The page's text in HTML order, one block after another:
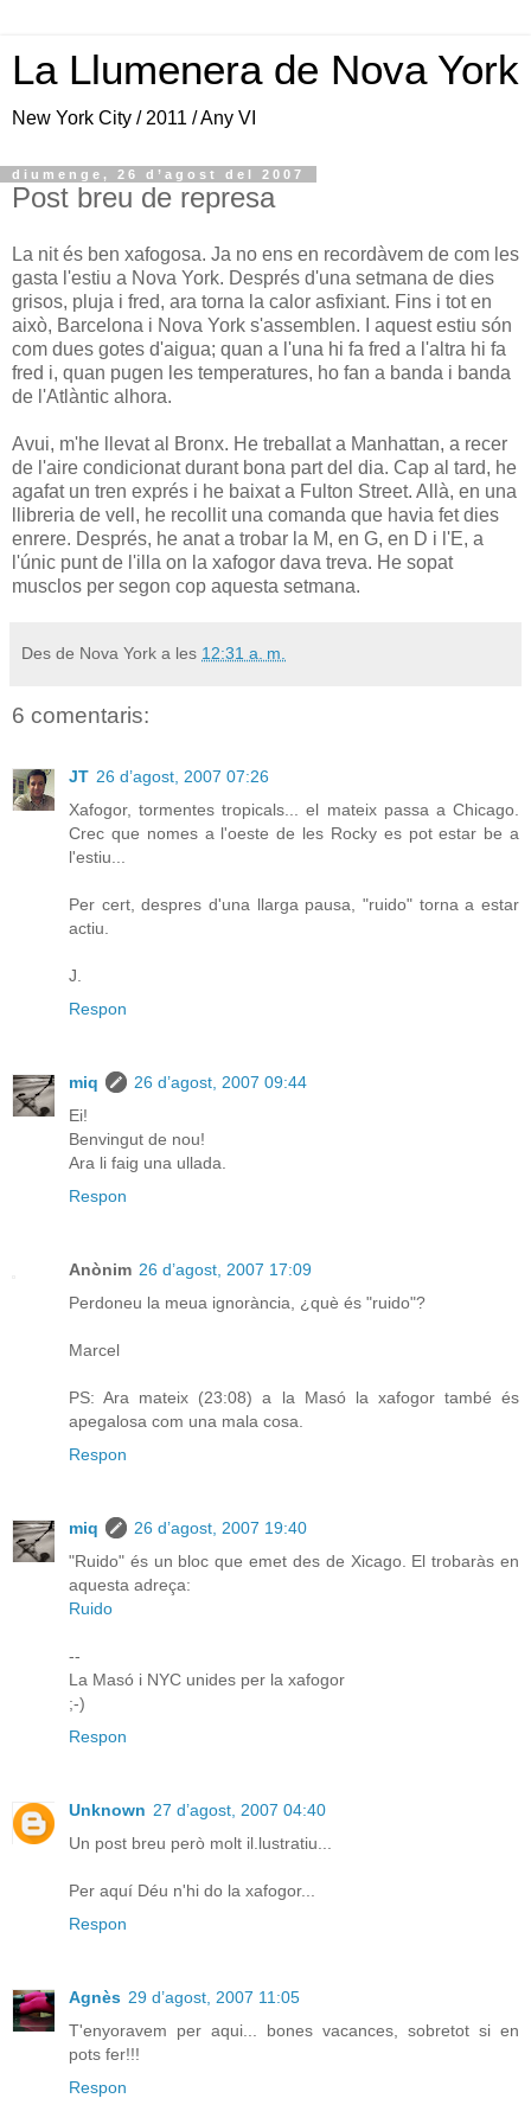
La Llumenera de Nova York
New York City / 2011 / Any VI
diumenge, 26 d’agost del 2007
Post breu de represa
La nit és ben xafogosa. Ja no ens en recordàvem de com les
gasta l'estiu a Nova York. Després d'una setmana de dies
grisos, pluja i fred, ara torna la calor asfixiant. Fins i tot en
això, Barcelona i Nova York s'assemblen. I aquest estiu són
com dues gotes d'aigua; quan a l'una hi fa fred a l'altra hi fa
fred i, quan pugen les temperatures, ho fan a banda i banda
de l'Atlàntic alhora.
Avui, m'he llevat al Bronx. He treballat a Manhattan, a recer
de l'aire condicionat durant bona part del dia. Cap al tard, he
agafat un tren exprés i he baixat a Fulton Street. Allà, en una
llibreria de vell, he recollit una comanda que havia fet dies
enrere. Després, he anat a trobar la M, en G, en D i l'E, a
l'únic punt de l'illa on la xafogor dava treva. He sopat
musclos per segon cop aquesta setmana.
Des de Nova York a les 12:31 a. m.
6 comentaris:
JT 26 d’agost, 2007 07:26
Xafogor, tormentes tropicals... el mateix passa a Chicago.
Crec que nomes a l'oeste de les Rocky es pot estar be a
l'estiu...
Per cert, despres d'una llarga pausa, "ruido" torna a estar
actiu.
J.
Respon
miq
26 d’agost, 2007 09:44
Ei!
Benvingut de nou!
Ara li faig una ullada.
Respon
Anònim 26 d’agost, 2007 17:09
Perdoneu la meua ignorància, ¿què és "ruido"?
Marcel
PS: Ara mateix (23:08) a la Masó la xafogor també és
apegalosa com una mala cosa.
Respon
miq
26 d’agost, 2007 19:40
"Ruido" és un bloc que emet des de Xicago. El trobaràs en
aquesta adreça:
Ruido
--
La Masó i NYC unides per la xafogor
;-)
Respon
Unknown 27 d’agost, 2007 04:40
Un post breu però molt il.lustratiu...
Per aquí Déu n'hi do la xafogor...
Respon
Agnès 29 d’agost, 2007 11:05
T'enyoravem per aqui... bones vacances, sobretot si en
pots fer!!!
Respon